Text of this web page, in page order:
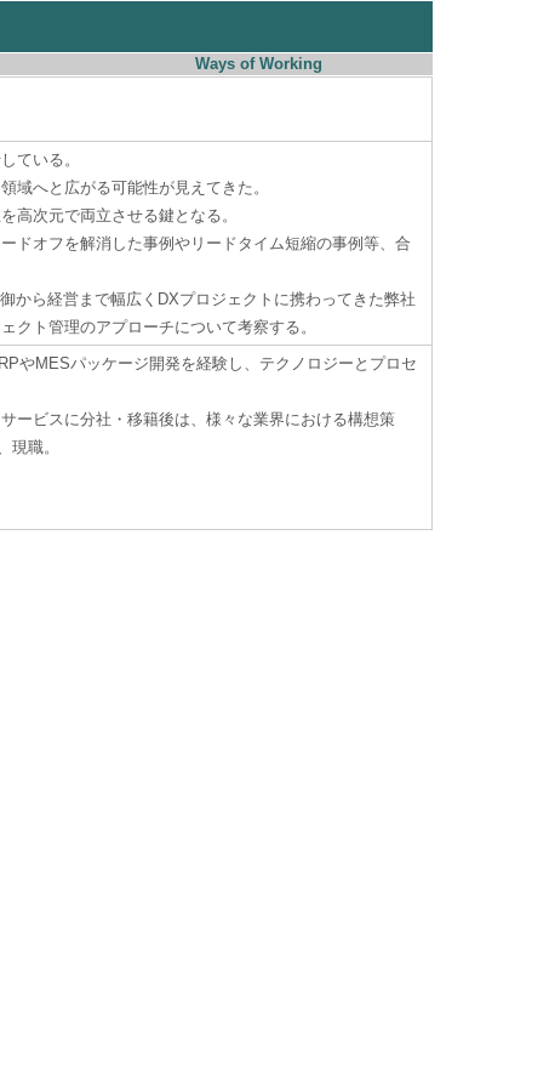
Ways of Working
ている。
域へと広がる可能性が見えてきた。
高次元で両立させる鍵となる。
ドオフを解消した事例やリードタイム短縮の事例等、合
から経営まで幅広くDXプロジェクトに携わってきた弊社
クト管理のアプローチについて考察する。
やMESパッケージ開発を経験し、テクノロジーとプロセ
ービスに分社・移籍後は、様々な業界における構想策
現職。